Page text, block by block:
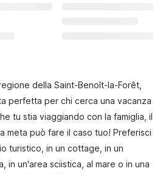
della Saint-Benoît-la-Forêt,
perfetta per chi cerca una vacanza
tu stia viaggiando con la famiglia, il
meta può fare il caso tuo! Preferisci
turistico, in un cottage, in un
in un'area sciistica, al mare o in una